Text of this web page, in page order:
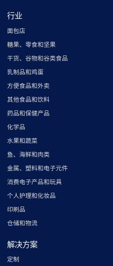
行业
面包店
糖果、零食和坚果
干货、谷物和谷类食品
乳制品和鸡蛋
方便食品和外卖
其他食品和饮料
药品和保健产品
化学品
水果和蔬菜
鱼、海鲜和肉类
金属、塑料和电子元件
消费电子产品和玩具
个人护理和化妆品
印刷品
仓储和物流
解决方案
定制